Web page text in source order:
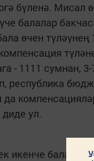
бүленә. Мисал
балалар
өчен
- 1111 сумнан,
республика
ул.
икенче бала 12